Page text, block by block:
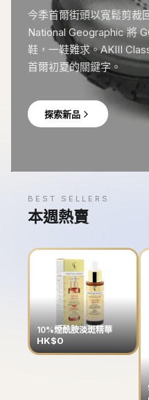
今季首爾街頭以寬鬆剪裁
National Geographic 將
鞋，一鞋難求。AKIII
首爾初夏的關鍵字。
探索新品
BEST SELLERS
本週熱賣
10%煙酰胺淡斑精華
HK$0